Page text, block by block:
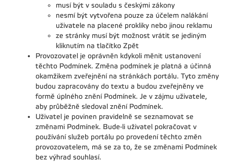
musí být v souladu s českými zákony
nesmí být vytvořena pouze za účelem nalákání
uživatele na placené prokliky nebo jinou reklamu
ze stránky musí být možnost vrátit se jediným
kliknutím na tlačítko Zpět
Provozovatel je oprávněn kdykoli měnit ustanovení
těchto Podmínek. Změna podmínek je platná a účinná
okamžikem zveřejnění na stránkách portálu. Tyto změny
budou zapracovány do textu a budou zveřejněny ve
formě úplného znění Podmínek. Je v zájmu uživatele,
aby průběžně sledoval znění Podmínek.
Uživatel je povinen pravidelně se seznamovat se
změnami Podmínek. Bude-li uživatel pokračovat v
používání služeb portálu po provedení těchto změn
provozovatelem, má se za to, že se změnami Podmínek
bez výhrad souhlasí.